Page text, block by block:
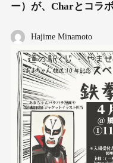
ー）が、Charとコラ
Hajime Minamoto